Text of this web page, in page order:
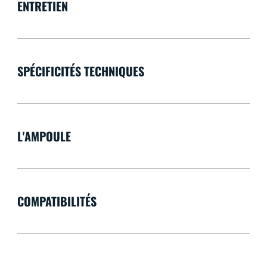
ENTRETIEN
SPÉCIFICITÉS TECHNIQUES
L'AMPOULE
COMPATIBILITÉS